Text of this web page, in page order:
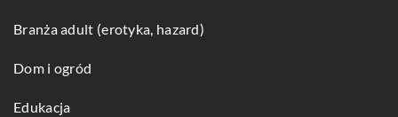
Branża adult (erotyka, hazard)
Dom i ogród
Edukacja